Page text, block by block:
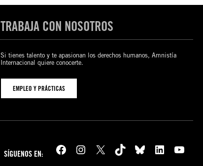
TRABAJA CON NOSOTROS
Si tienes talento y te apasionan los derechos humanos, Amnistía
Internacional quiere conocerte.
EMPLEO Y PRÁCTICAS
SÍGUENOS EN: Facebook Instagram X TikTok Bluesky LinkedIn YouTube